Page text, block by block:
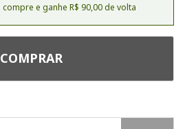
compre e ganhe R$ 90,00 de volta
COMPRAR